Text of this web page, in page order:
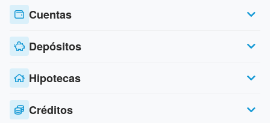
Cuentas
Depósitos
Hipotecas
Créditos